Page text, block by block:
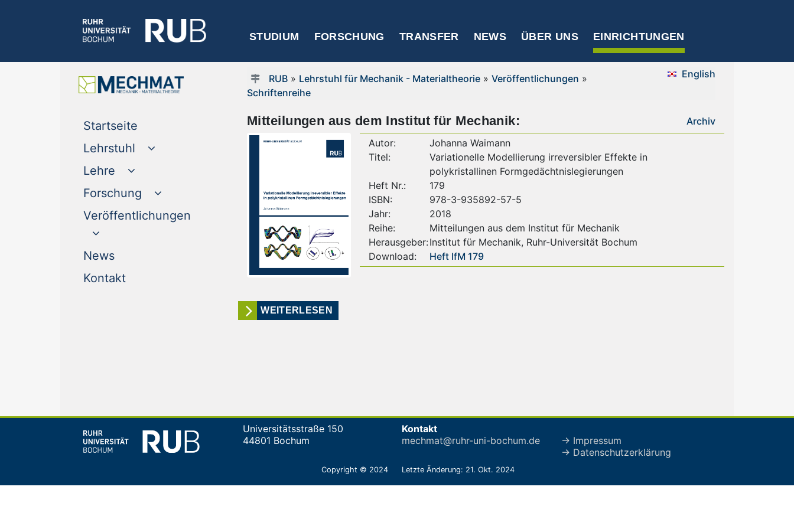
STUDIUM FORSCHUNG TRANSFER NEWS ÜBER UNS EINRICHTUNGEN
Startseite
Lehrstuhl
Lehre
Forschung
Veröffentlichungen
News(current)
Kontakt(current)
RUB» Lehrstuhl für Mechanik - Materialtheorie» Veröffentlichungen »
Schriftenreihe
English
Mitteilungen aus dem Institut für Mechanik:
Archiv
Autor:
Johanna Waimann
Titel:
Variationelle Modellierung irreversibler Effekte in
polykristallinen Formgedächtnislegierungen
Heft Nr.:
179
ISBN:
978-3-935892-57-5
Jahr:
2018
Reihe:
Mitteilungen aus dem Institut für Mechanik
Herausgeber:Institut für Mechanik, Ruhr-Universität Bochum
Download:
Heft IfM 179
WEITERLESEN
Universitätsstraße 150
44801 Bochum
Kontakt
mechmat@ruhr-uni-bochum.de
→ Impressum
→ Datenschutzerklärung
Copyright © 2024 Letzte Änderung: 21. Okt. 2024